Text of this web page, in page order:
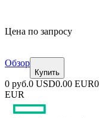
Цена по запросу
Обзор
Купить
0 руб.0 USD0.00 EUR
EUR